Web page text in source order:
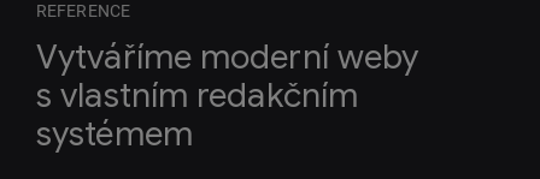
REFERENCE
Vytváříme moderní weby
s vlastním redakčním
systémem